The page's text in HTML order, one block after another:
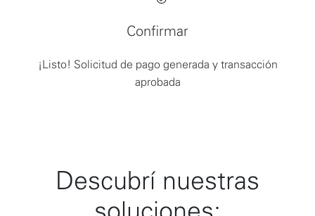
Confirmar
¡Listo! Solicitud de pago generada y transacción
aprobada
Descubrí nuestras